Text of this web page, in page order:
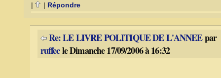
|
| Répondre
Re: LE LIVRE POLITIQUE DE L'ANNEEpar
ruffecle Dimanche 17/09/2006 à 16:32